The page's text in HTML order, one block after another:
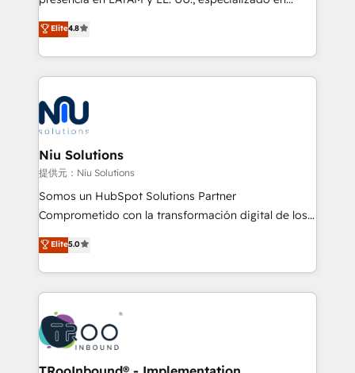
and data-driven campaigns. Winners of the first
Global HEART Award, Yamini Rogan, CEO of
Connect with us to see how we can do better and be
better together 🏆
implementaciones de HubSpot, integraciones API y
optimización de procesos comerciales con IA. Con
más de 6 años de experiencia, hemos liderado 100+
implementaciones conectando HubSpot con SAP,
ERPs, e-commerce, plataformas financieras,
WhatsApp y sistemas logísticos. Nuestro equipo
multicultural trabaja en español, inglés y portugués,
uniendo visión estratégica y excelencia técnica para
generar resultados medibles. Apoyamos a empresas
de construcción, educación, tecnología, retail, e-
commerce, salud, financieras, seguros y servicios,
tomar decisiones basadas en datos. 🌎 Highlights:
5+ años como partner HubSpot 100+
LATAM 2025 🏆 Impulsamos crecimiento con CRM +
IA en múltiples industrias. 👉 ¿Listo para transformar
Elite4.8
Niu Solutions
提供元：Niu Solutions
Somos un HubSpot Solutions Partner
Comprometido con la transformación digital de los
procesos comerciales de las empresas en
Latinoamérica, con un enfoque en Marketing, Ventas
y Servicio al Cliente. Somos un equipo de trabajo
multidisciplinario de alto rendimiento, con
conocimiento y experiencia enfocado en: 1.
Optimizar la eficiencia operativa de nuestros
clientes 2. Mejorar la experiencia del cliente 3.
Asegurar resultados medibles Nos especializamos
Elite5.0